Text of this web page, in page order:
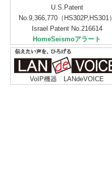
U.S.Patent
No.9,366,770（HS302P,HS301）
Israel Patent No.216614
HomeSeismoアラート
VoIP機器 LANdeVOICE